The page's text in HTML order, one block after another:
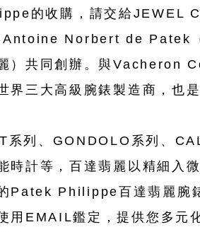
的收購，請交給JEWEL
Antoine Norbert de Patek
）共同創辦。與Vacheron
界三大高級腕錶製造商，也
系列、GONDOLO系列、
時計等，百達翡麗以精細入
Patek Philippe百達翡麗腕
用EMAIL鑑定，提供您多元